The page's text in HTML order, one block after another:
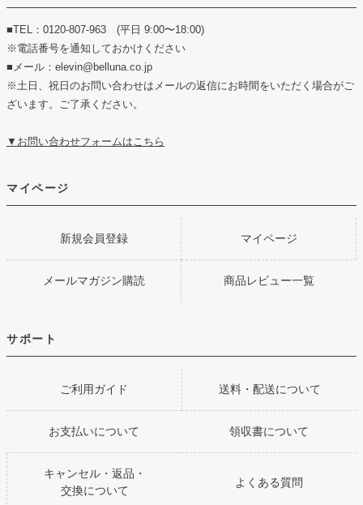
■TEL：0120-807-963 (平日 9:00〜18:00)
※電話番号を通知しておかけください
■メール：elevin@belluna.co.jp
※土日、祝日のお問い合わせはメールの返信にお時間をいただく場合がご
ざいます。ご了承ください。
▼お問い合わせフォームはこちら
マイページ
新規会員登録 マイページ
メールマガジン購読 商品レビュー一覧
サポート
ご利用ガイド 送料・配送について
お支払いについて 領収書について
キャンセル・返品・
交換について
よくある質問